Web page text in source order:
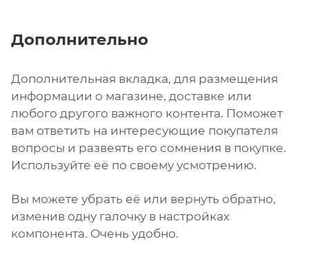
Дополнительно
Дополнительная вкладка, для размещения
информации о магазине, доставке или
любого другого важного контента. Поможет
вам ответить на интересующие покупателя
вопросы и развеять его сомнения в покупке.
Используйте её по своему усмотрению.
Вы можете убрать её или вернуть обратно,
изменив одну галочку в настройках
компонента. Очень удобно.